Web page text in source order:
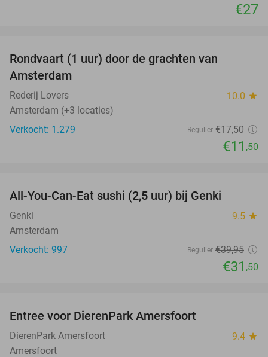
€27
Rondvaart (1 uur) door de grachten van
Amsterdam
Rederij Lovers 10.0 star
Amsterdam (+3 locaties)
Verkocht: 1.279
Regulier €17,50
€11 ,50
All-You-Can-Eat sushi (2,5 uur) bij Genki
Genki 9.5 star
Amsterdam
Verkocht: 997
Regulier €39,95
€31 ,50
Entree voor DierenPark Amersfoort
DierenPark Amersfoort 9.4 star
Amersfoort